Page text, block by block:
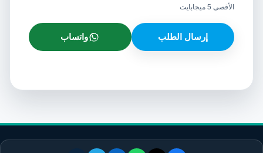
الأقصى 5 ميجابايت
إرسال الطلب واتساب